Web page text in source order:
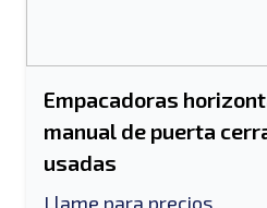
Empacadoras
manual de puerta
usadas
Llame para precios